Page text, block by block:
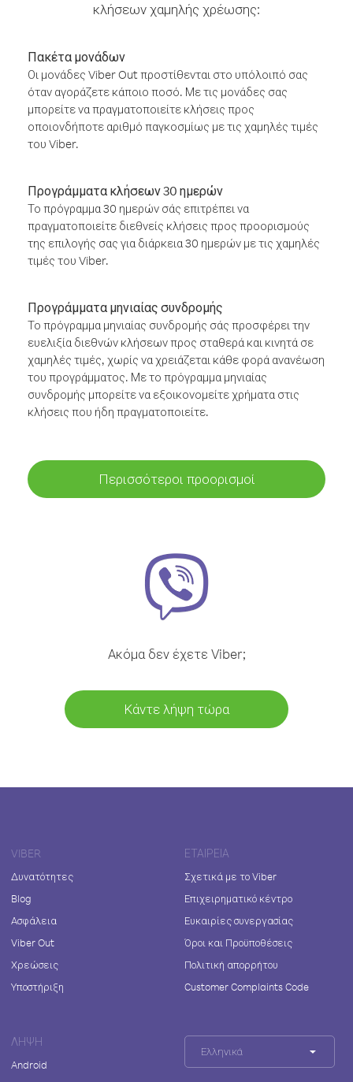
κλήσεων χαμηλής χρέωσης:
Πακέτα μονάδων
Οι μονάδες Viber Out προστίθενται στο υπόλοιπό σας
όταν αγοράζετε κάποιο ποσό. Με τις μονάδες σας
μπορείτε να πραγματοποιείτε κλήσεις προς
οποιονδήποτε αριθμό παγκοσμίως με τις χαμηλές τιμές
του Viber.
Προγράμματα κλήσεων 30 ημερών
Το πρόγραμμα 30 ημερών σάς επιτρέπει να
πραγματοποιείτε διεθνείς κλήσεις προς προορισμούς
της επιλογής σας για διάρκεια 30 ημερών με τις χαμηλές
τιμές του Viber.
Προγράμματα μηνιαίας συνδρομής
Το πρόγραμμα μηνιαίας συνδρομής σάς προσφέρει την
ευελιξία διεθνών κλήσεων προς σταθερά και κινητά σε
χαμηλές τιμές, χωρίς να χρειάζεται κάθε φορά ανανέωση
του προγράμματος. Με το πρόγραμμα μηνιαίας
συνδρομής μπορείτε να εξοικονομείτε χρήματα στις
κλήσεις που ήδη πραγματοποιείτε.
Περισσότεροι προορισμοί
Ακόμα δεν έχετε Viber;
Κάντε λήψη τώρα
VIBER
Δυνατότητες
Blog
Ασφάλεια
Viber Out
Χρεώσεις
Υποστήριξη
ΕΤΑΙΡΕΊΑ
Σχετικά με το Viber
Επιχειρηματικό κέντρο
Ευκαιρίες συνεργασίας
Όροι και Προϋποθέσεις
Πολιτική απορρήτου
Customer Complaints Code
ΛΉΨΗ
Android
Ελληνικά